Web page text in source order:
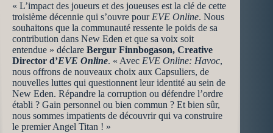
« L’impact des joueurs et des joueuses est la clé de cette
troisième décennie qui s’ouvre pour EVE Online. Nous
souhaitons que la communauté ressente le poids de sa
contribution dans New Eden et que sa voix soit
entendue » déclare Bergur Finnbogason, Creative
Director d’EVE Online. « Avec EVE Online: Havoc,
nous offrons de nouveaux choix aux Capsuliers, de
nouvelles luttes qui questionnent leur identité au sein de
New Eden. Répandre la corruption ou défendre l’ordre
établi ? Gain personnel ou bien commun ? Et bien sûr,
nous sommes impatients de découvrir qui va construire
le premier Angel Titan ! »